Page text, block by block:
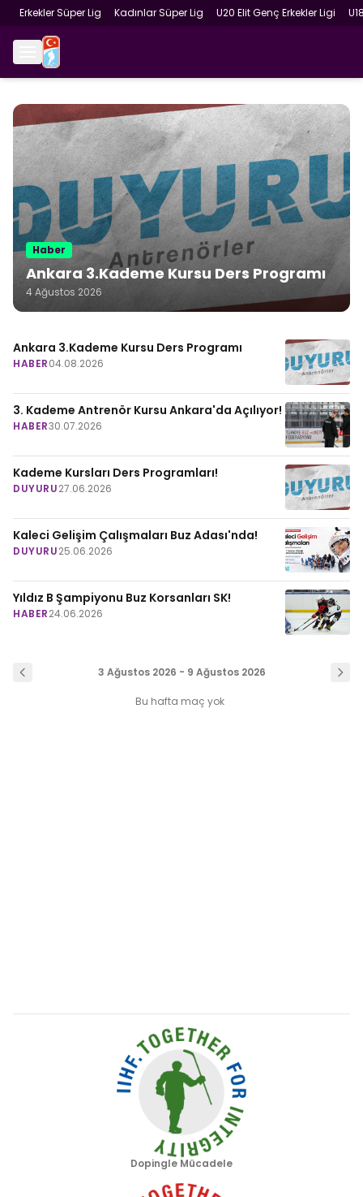
Erkekler Süper Lig Kadınlar Süper Lig U20 Elit Genç Erkekler Ligi
Haber
Ankara 3.Kademe Kursu Ders Programı
4 Ağustos 2026
Ankara 3.Kademe Kursu Ders Programı
HABER04.08.2026
3. Kademe Antrenör Kursu Ankara'da Açılıyor!
HABER30.07.2026
Kademe Kursları Ders Programları!
DUYURU27.06.2026
Kaleci Gelişim Çalışmaları Buz Adası'nda!
DUYURU25.06.2026
Yıldız B Şampiyonu Buz Korsanları SK!
HABER24.06.2026
3 Ağustos 2026 - 9 Ağustos 2026
Bu hafta maç yok
Dopingle Mücadele